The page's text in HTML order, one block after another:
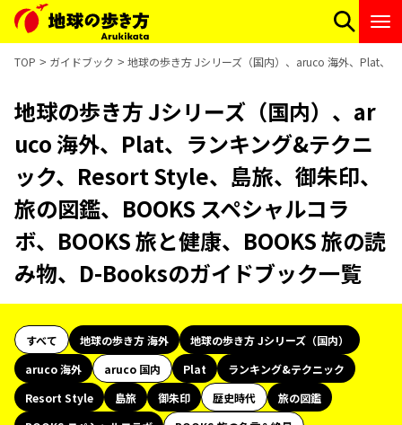
TOP ガイドブック 地球の歩き方 Jシリーズ（国内）、aruco 海外、Plat、
地球の歩き方 Jシリーズ（国内）、ar
uco 海外、Plat、ランキング&テクニ
ック、Resort Style、島旅、御朱印、
旅の図鑑、BOOKS スペシャルコラ
ボ、BOOKS 旅と健康、BOOKS 旅の読
み物、D-Booksのガイドブック一覧
すべて 地球の歩き方 海外
地球の歩き方 Jシリーズ（国内）
aruco 海外
aruco 国内 Plat
ランキング&テクニック
Resort Style
島旅 御朱印 歴史時代
旅の図鑑